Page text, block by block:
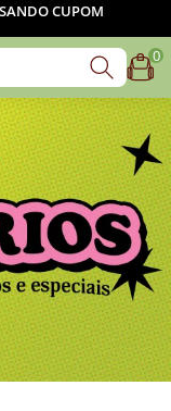
DE R$159
R$229
0